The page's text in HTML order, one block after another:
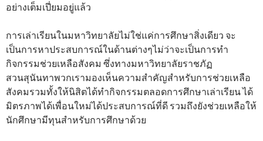
อย่างเต็มเปี่ยมอยู่แล้ว
การเล่าเรียนในมหาวิทยาลัยไม่ใช่แค่การศึกษาสิ่งเดียว จะ
เป็นการหาประสบการณ์ในด้านต่างๆไม่ว่าจะเป็นการทำ
กิจกรรมช่วยเหลือสังคม ซึ่งทางมหาวิทยาลัยราชภัฏ
สวนสุนันทาพวกเรามองเห็นความสำคัญสำหรับการช่วยเหลือ
สังคมรวมทั้งให้นิสิตได้ทำกิจกรรมตลอดการศึกษาเล่าเรียน ได้
มิตรภาพได้เพื่อนใหม่ได้ประสบการณ์ที่ดี รวมถึงยังช่วยเหลือให้
นักศึกษามีทุนสำหรับการศึกษาด้วย